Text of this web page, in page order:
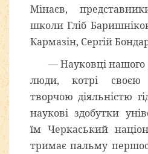
Мінаєв,
школи Гліб
Кармазін, Сергій
— Науковці нашого
люди, котрі своєю
творчою діяльністю
наукові здобутки
їм Черкаський
тримає пальму